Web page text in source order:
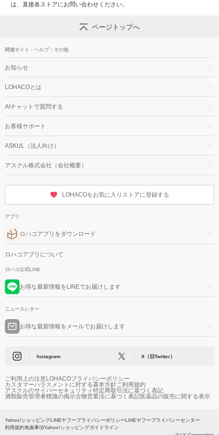
は、直接各ストアにお問い合わせください。
ページトップへ
関連サイト・ヘルプ・その他
お知らせ
LOHACOとは
AIチャットで質問する
お客様サポート
ASKUL（法人向け）
アスクル株式会社（会社概要）
LOHACOをお気に入りストアに登録する
アプリ
ロハコアプリをダウンロード
ロハコアプリについて
ロハコ公式LINE
お得な最新情報をLINEでお届けします
ニュースレター
お得な最新情報をメールでお届けします
Instagram X（旧Twitter）
ご利用上の注意LOHACOプライバシーポリシー
カスタマーハラスメントに対する基本方針ご利用規約
アスクルのサイバーセキュリティ特定商取引法に基づく表記
酒類販売管理者標識の掲示古物営業法に基づく表記医薬品の販売に関する表示
Yahoo!ショッピングLINEヤフープライバシーポリシーLINEヤフープライバシーセンター
利用規約免責事項Yahoo!ショッピングガイドライン